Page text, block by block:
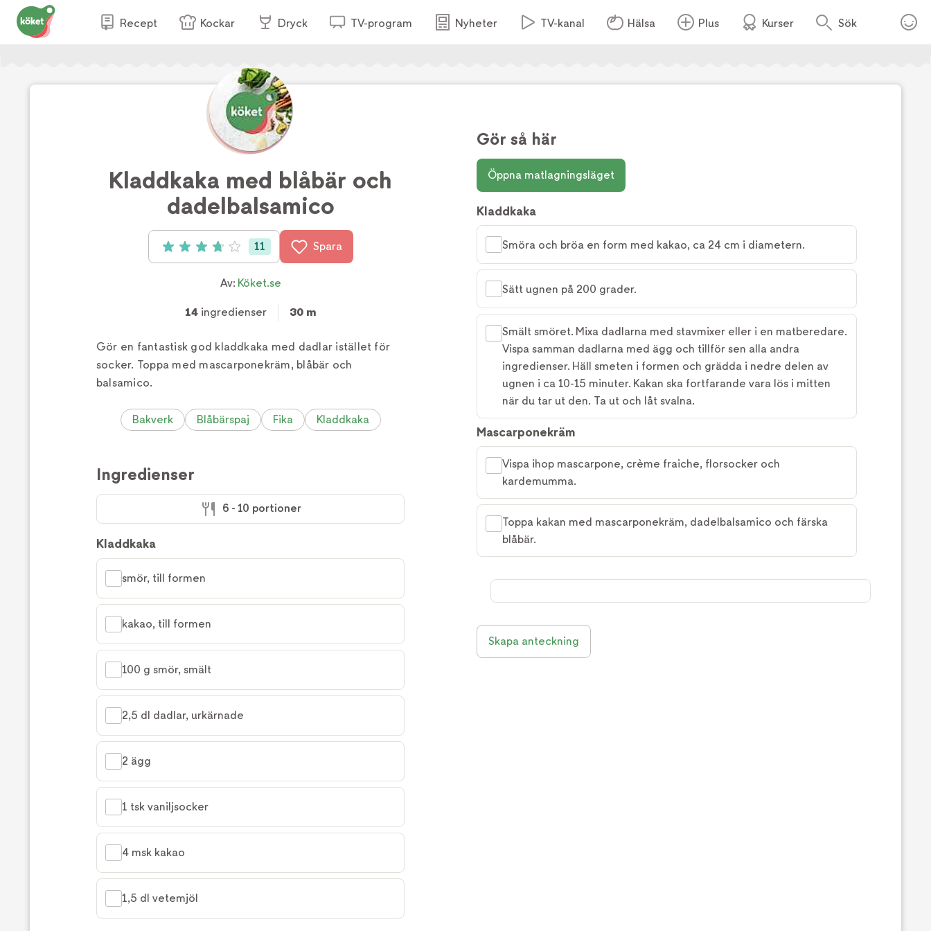
Recept Kockar Dryck TV-program Nyheter TV-kanal Hälsa Plus Kurser Sök
Foto:Köket
Kladdkaka med blåbär och
dadelbalsamico
Betyg: 3.8 av 5 (11 röster)
11 Spara
Av: Köket.se
14 ingredienser 30 m
Gör en fantastisk god kladdkaka med dadlar istället för
socker. Toppa med mascarponekräm, blåbär och
balsamico.
Bakverk Blåbärspaj Fika Kladdkaka
Ingredienser
6 - 10 portioner
Kladdkaka
smör, till formen
kakao, till formen
100 g smör, smält
2,5 dl dadlar, urkärnade
2 ägg
1 tsk vaniljsocker
4 msk kakao
1,5 dl vetemjöl
Gör så här
Öppna matlagningsläget
Kladdkaka
Smöra och bröa en form med kakao, ca 24 cm i diametern.
Sätt ugnen på 200 grader.
Smält smöret. Mixa dadlarna med stavmixer eller i en matberedare.
Vispa samman dadlarna med ägg och tillför sen alla andra
ingredienser. Häll smeten i formen och grädda i nedre delen av
ugnen i ca 10-15 minuter. Kakan ska fortfarande vara lös i mitten
när du tar ut den. Ta ut och låt svalna.
Mascarponekräm
Vispa ihop mascarpone, crème fraiche, florsocker och
kardemumma.
Toppa kakan med mascarponekräm, dadelbalsamico och färska
blåbär.
Skapa anteckning